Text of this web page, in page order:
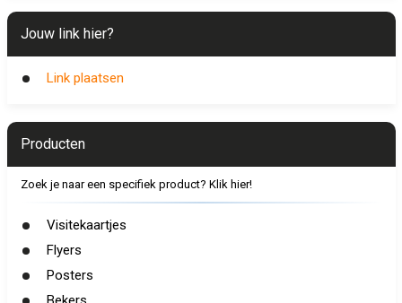
Jouw link hier?
Link plaatsen
Producten
Zoek je naar een specifiek product? Klik hier!
Visitekaartjes
Flyers
Posters